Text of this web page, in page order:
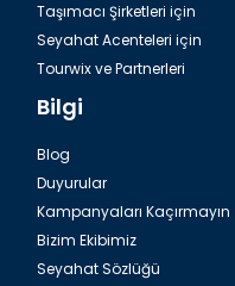
Taşımacı Şirketleri için
Seyahat Acenteleri için
Tourwix ve Partnerleri
Bilgi
Blog
Duyurular
Kampanyaları Kaçırmayın
Bizim Ekibimiz
Seyahat Sözlüğü